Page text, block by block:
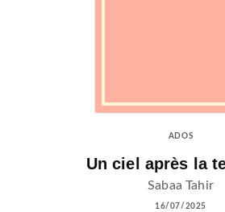
ADOS
Un ciel après la
Sabaa Tahir
16/07/2025